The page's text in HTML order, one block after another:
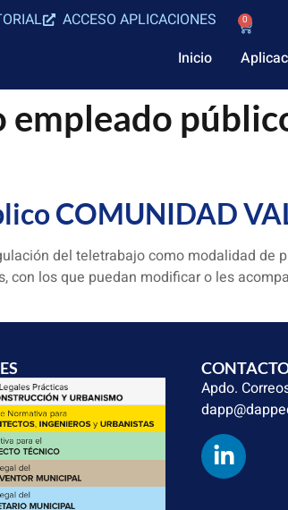
ACCESO APLICACIONES 0
Inicio
empleado
COMUNIDAD
del teletrabajo como modalidad
con los que puedan modificar o les
Apdo.